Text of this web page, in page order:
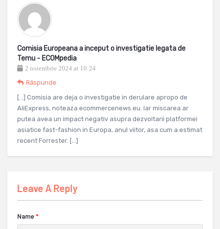
Comisia Europeana a inceput o investigatie legata de
Temu - ECOMpedia
2 noiembrie 2024 at 10:24
Răspunde
[…] Comisia are deja o investigatie in derulare apropo de
AliExpress, noteaza ecommercenews.eu. Iar miscarea ar
putea avea un impact negativ asupra dezvoltarii platformei
asiatice fast-fashion in Europa, anul viitor, asa cum a estimat
recent Forrester. […]
Leave A Reply
Name *